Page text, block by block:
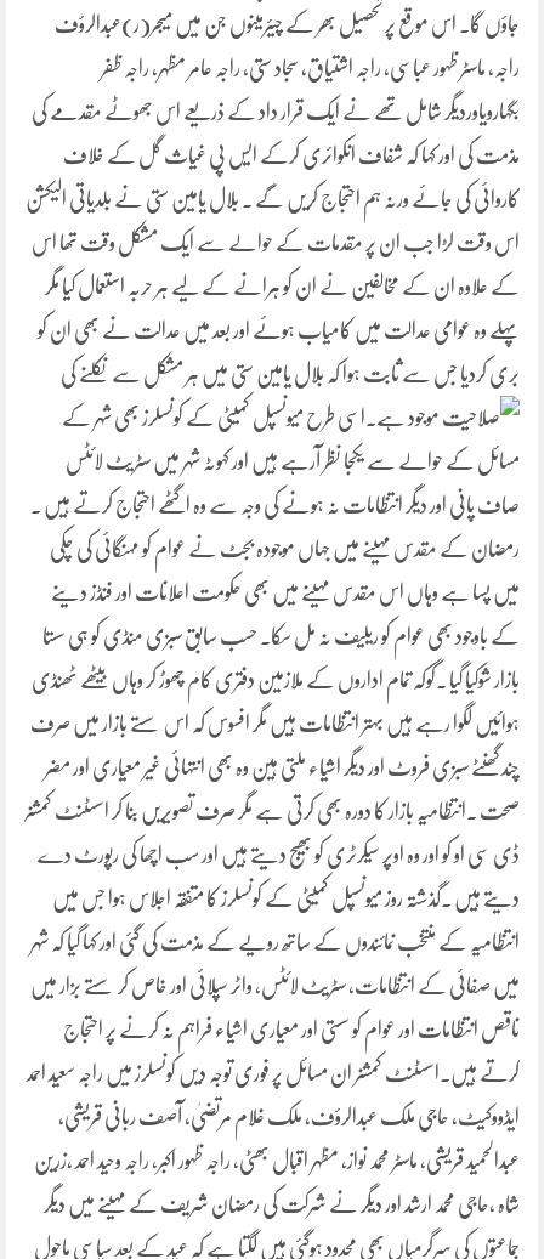
جاؤں گا۔ اس موقع پر تحصیل بھر کے چیئرمینوں جن میں میجر(ر)عبدالرؤف
راجہ، ماسٹر ظہور عباسی، راجہ اشتیاق، سجاد ستی، راجہ عامر مظہر، راجہ ظفر
بگہارویاوردیگر شامل تھے نے ایک قرار داد کے ذریعے اس جھوٹے مقدمے کی
مذمت کی اور کہا کہ شفاف انکوائری کرکے ایس پی غیاث گل کے خلاف
کاروائی کی جائے ورنہ ہم احتجاج کریں گے ۔ بلال یامین ستی نے بلدیاتی الیکشن
اس وقت لڑا جب ان پر مقدمات کے حوالے سے ایک مشکل وقت تھا اس
کے علاوہ ان کے مخالفین نے ان کو ہرانے کے لیے ہر حربہ استعمال کیا مگر
پہلے وہ عوامی عدالت میں کامیاب ہوئے اور بعد میں عدالت نے بھی ان کو
بری کردیا جس سے ثابت ہوا کہ بلال یامین ستی میں ہر مشکل سے نکلنے کی
صلاحیت موجود ہے۔اسی طرح میونسپل کمیٹی کے کونسلرز بھی شہر کے
مسائل کے حوالے سے یکجا نظر آرہے ہیں اور کہوٹہ شہر میں سٹریٹ لائٹس
صاف پانی اور دیگر انتظامات نہ ہونے کی وجہ سے وہ اگٹھے احتجاج کرتے ہیں ۔
رمضان کے مقدس مہینے میں جہاں موجودہ بجٹ نے عوام کو مہنگائی کی چکی
میں پسا ہے وہاں اس مقدس مہینے میں بھی حکومت اعلانات اور فنڈز دینے
کے باوجود بھی عوام کو ریلیف نہ مل سکا۔ حسب سابق سبزی منڈی کو ہی سستا
بازار شوکیا گیا ۔گوکہ تمام اداروں کے ملازمین دفتری کام چھوڑ کر وہاں بیٹھے ٹھنڈی
ہوائیں لگوا رہے ہیں بہتر انتظامات ہیں مگر افسوس کہ اس سستے بازار میں صرف
چند گھنٹے سبزی فروٹ اور دیگر اشیاء ملتی ہین وہ بھی انتہائی غیر معیاری اور مضر
صحت ۔انتظامیہ بازار کا دورہ بھی کرتی ہے مگر صرف تصویریں بنا کر اسسٹنٹ کمشنر
ڈی سی او کو اور وہ اوپر سیکرٹری کو بھیج دیتے ہیں اور سب اچھا کی رپورٹ دے
دیتے ہیں ۔گذشتہ روز میونسپل کمیٹی کے کونسلرز کا متفقہ اجلاس ہوا جس میں
انتظامیہ کے منتخب نمائندوں کے ساتھ رویے کے مذمت کی گئی اور کہا گیا کہ شہر
میں صفائی کے انتظامات، سٹریٹ لائٹس، واٹر سپلائی اور خاص کر سستے بزار میں
ناقص انتظامات اور عوام کو سستی اور معیاری اشیاء فراہم نہ کرنے پر احتجاج
کرتے ہیں۔اسسٹنٹ کمشنر ان مسائل پر فوری توجہ دیں کونسلرز میں راجہ سعید احمد
ایڈووکیٹ، حاجی ملک عبدالرؤف، ملک غلام مرتضیٰ، آصف ربانی قریشی،
عبدالحمید قریشی، ماسٹر محمد نواز، مظہر اقبال بھٹی، راجہ ظہور اکبر، راجہ وحید احمد ،زرین
شاہ ،حاجی محمد ارشد اور دیگر نے شرکت کی رمضان شریف کے مہینے میں دیگر
جماعتوں کی سرگرمیاں بھی محدود ہوگئی ہیں لگتا ہے کہ عید کے بعد سیاسی ماحول